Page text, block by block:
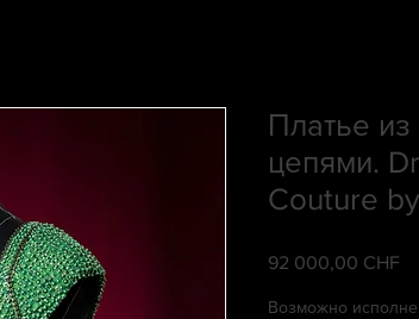
Платье из
цепями.
Couture
92 000,00 CHF
Возможно